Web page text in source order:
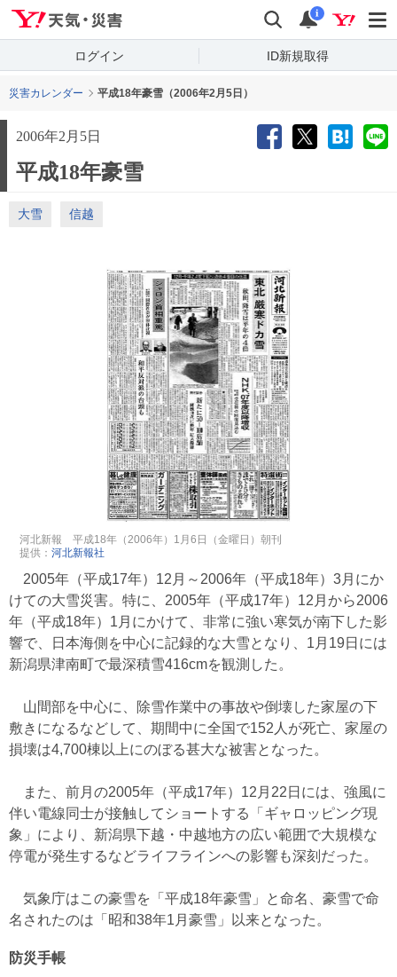
検索 通知
i
ログイン ID新規取得
災害カレンダー 平成18年豪雪（2006年2月5日）
2006年2月5日
平成18年豪雪
大雪 信越
河北新報 平成18年（2006年）1月6日（金曜日）朝刊
提供：河北新報社
2005年（平成17年）12月～2006年（平成18年）3月にか
けての大雪災害。特に、2005年（平成17年）12月から2006
年（平成18年）1月にかけて、非常に強い寒気が南下した影
響で、日本海側を中心に記録的な大雪となり、1月19日には
新潟県津南町で最深積雪416cmを観測した。
山間部を中心に、除雪作業中の事故や倒壊した家屋の下
敷きになるなどして、期間中に全国で152人が死亡、家屋の
損壊は4,700棟以上にのぼる甚大な被害となった。
また、前月の2005年（平成17年）12月22日には、強風に
伴い電線同士が接触してショートする「ギャロッピング現
象」により、新潟県下越・中越地方の広い範囲で大規模な
停電が発生するなどライフラインへの影響も深刻だった。
気象庁はこの豪雪を「平成18年豪雪」と命名、豪雪で命
名されたのは「昭和38年1月豪雪」以来となった。
防災手帳